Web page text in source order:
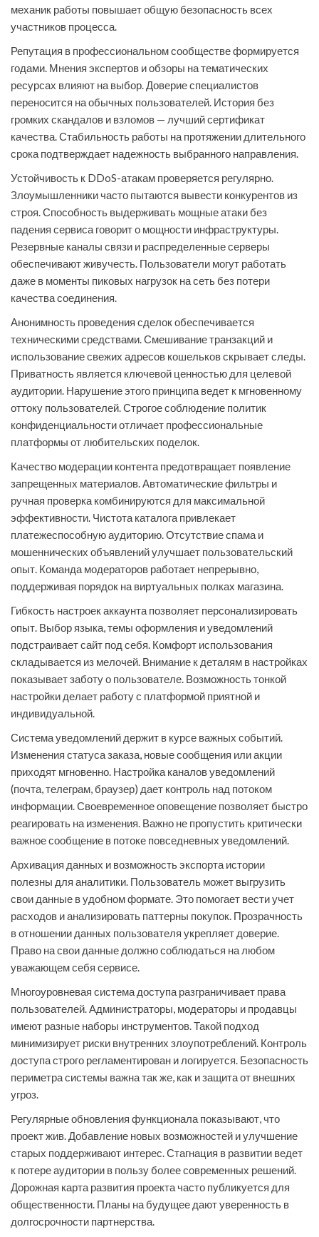
механик работы повышает общую безопасность всех
участников процесса.
Репутация в профессиональном сообществе формируется
годами. Мнения экспертов и обзоры на тематических
ресурсах влияют на выбор. Доверие специалистов
переносится на обычных пользователей. История без
громких скандалов и взломов — лучший сертификат
качества. Стабильность работы на протяжении длительного
срока подтверждает надежность выбранного направления.
Устойчивость к DDoS-атакам проверяется регулярно.
Злоумышленники часто пытаются вывести конкурентов из
строя. Способность выдерживать мощные атаки без
падения сервиса говорит о мощности инфраструктуры.
Резервные каналы связи и распределенные серверы
обеспечивают живучесть. Пользователи могут работать
даже в моменты пиковых нагрузок на сеть без потери
качества соединения.
Анонимность проведения сделок обеспечивается
техническими средствами. Смешивание транзакций и
использование свежих адресов кошельков скрывает следы.
Приватность является ключевой ценностью для целевой
аудитории. Нарушение этого принципа ведет к мгновенному
оттоку пользователей. Строгое соблюдение политик
конфиденциальности отличает профессиональные
платформы от любительских поделок.
Качество модерации контента предотвращает появление
запрещенных материалов. Автоматические фильтры и
ручная проверка комбинируются для максимальной
эффективности. Чистота каталога привлекает
платежеспособную аудиторию. Отсутствие спама и
мошеннических объявлений улучшает пользовательский
опыт. Команда модераторов работает непрерывно,
поддерживая порядок на виртуальных полках магазина.
Гибкость настроек аккаунта позволяет персонализировать
опыт. Выбор языка, темы оформления и уведомлений
подстраивает сайт под себя. Комфорт использования
складывается из мелочей. Внимание к деталям в настройках
показывает заботу о пользователе. Возможность тонкой
настройки делает работу с платформой приятной и
индивидуальной.
Система уведомлений держит в курсе важных событий.
Изменения статуса заказа, новые сообщения или акции
приходят мгновенно. Настройка каналов уведомлений
(почта, телеграм, браузер) дает контроль над потоком
информации. Своевременное оповещение позволяет быстро
реагировать на изменения. Важно не пропустить критически
важное сообщение в потоке повседневных уведомлений.
Архивация данных и возможность экспорта истории
полезны для аналитики. Пользователь может выгрузить
свои данные в удобном формате. Это помогает вести учет
расходов и анализировать паттерны покупок. Прозрачность
в отношении данных пользователя укрепляет доверие.
Право на свои данные должно соблюдаться на любом
уважающем себя сервисе.
Многоуровневая система доступа разграничивает права
пользователей. Администраторы, модераторы и продавцы
имеют разные наборы инструментов. Такой подход
минимизирует риски внутренних злоупотреблений. Контроль
доступа строго регламентирован и логируется. Безопасность
периметра системы важна так же, как и защита от внешних
угроз.
Регулярные обновления функционала показывают, что
проект жив. Добавление новых возможностей и улучшение
старых поддерживают интерес. Стагнация в развитии ведет
к потере аудитории в пользу более современных решений.
Дорожная карта развития проекта часто публикуется для
общественности. Планы на будущее дают уверенность в
долгосрочности партнерства.